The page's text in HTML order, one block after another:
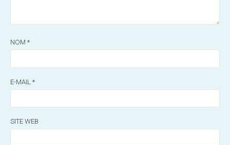
NOM *
E-MAIL *
SITE WEB